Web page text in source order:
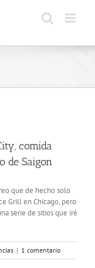
comida
de Saigon
que de hecho solo
Grill en Chicago, pero
serie de sitios que iré
| 1 comentario